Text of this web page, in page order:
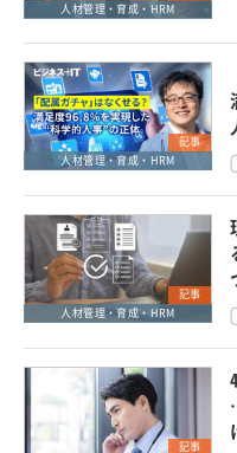
人材管理・育成・HRM
記事
人材管理・育成・HRM
記事
人材管理・育成・HRM
記事